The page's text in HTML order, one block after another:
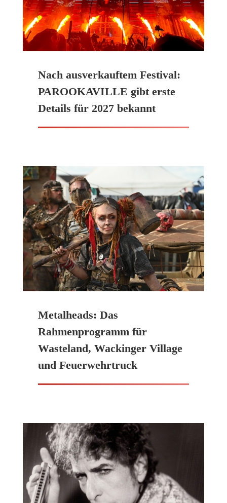
Nach ausverkauftem Festival:
PAROOKAVILLE gibt erste
Details für 2027 bekannt
Metalheads: Das
Rahmenprogramm für
Wasteland, Wackinger Village
und Feuerwehrtruck